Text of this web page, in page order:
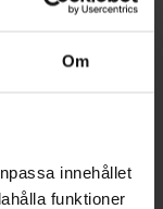
Om
innehållet
funktioner